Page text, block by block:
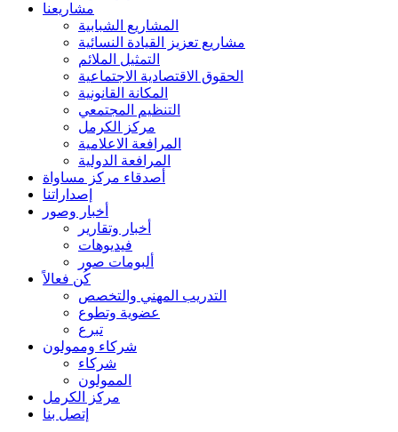
مشاريعنا
المشاريع الشبابية
مشاريع تعزيز القيادة النسائية
التمثيل الملائم
الحقوق الاقتصادية الاجتماعية
المكانة القانونية
التنظيم المجتمعي
مركز الكرمل
المرافعة الاعلامية
المرافعة الدولية
أصدقاء مركز مساواة
إصداراتنا
أخبار وصور
أخبار وتقارير
فيديوهات
ألبومات صور
كُن فعالاً
التدريب المهني والتخصص
عضوية وتطوع
تبرع
شركاء وممولون
شركاء
الممولون
مركز الكرمل
إتصل بنا